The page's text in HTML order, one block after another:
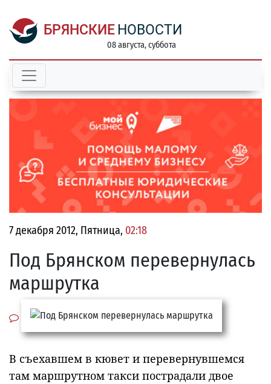
БРЯНСКИЕ НОВОСТИ
08 августа, суббота
7 декабря 2012, Пятница, 02:18
Под Брянском перевернулась
маршрутка
В съехавшем в кювет и перевернувшемся
там маршрутном такси пострадали двое